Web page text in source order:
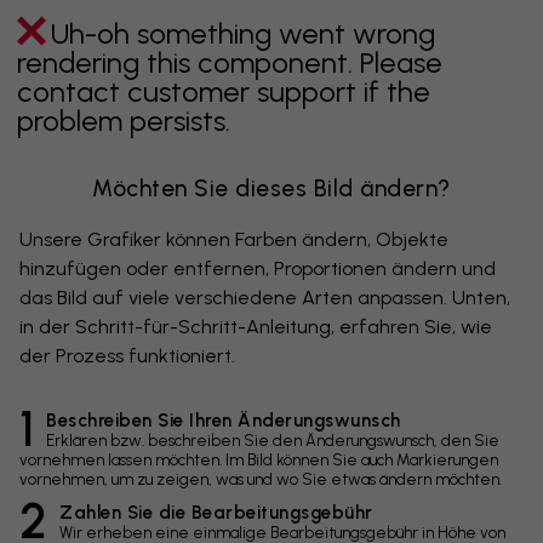
Uh-oh something went wrong
rendering this component. Please
contact customer support if the
problem persists.
Möchten Sie dieses Bild ändern?
Unsere Grafiker können Farben ändern, Objekte
hinzufügen oder entfernen, Proportionen ändern und
das Bild auf viele verschiedene Arten anpassen. Unten,
in der Schritt-für-Schritt-Anleitung, erfahren Sie, wie
der Prozess funktioniert.
1 Beschreiben Sie Ihren Änderungswunsch
Erklären bzw. beschreiben Sie den Änderungswunsch, den Sie
vornehmen lassen möchten. Im Bild können Sie auch Markierungen
vornehmen, um zu zeigen, was und wo Sie etwas ändern möchten.
2 Zahlen Sie die Bearbeitungsgebühr
Wir erheben eine einmalige Bearbeitungsgebühr in Höhe von